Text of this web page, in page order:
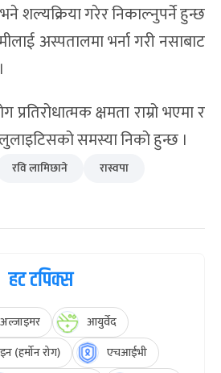
शल्यक्रिया गरेर निकाल्नुपर्ने हुन्छ
अस्पतालमा भर्ना गरी नसाबाट
क्षमता राम्रो भएमा र
समस्या निको हुन्छ ।
रवि लामिछाने
रास्वपा
हट टपिक्स
अल्जाइमर
आयुर्वेद
(हर्मोन रोग)
एचआईभी